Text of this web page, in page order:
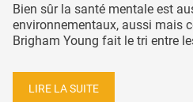
Bien sûr la santé mentale est
environnementaux, aussi mais
Brigham Young fait le tri entre
LIRE LA SUITE